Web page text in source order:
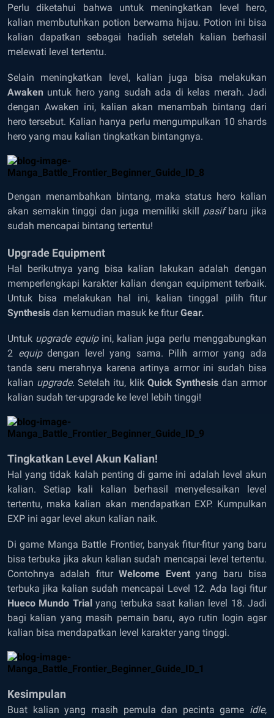
Perlu diketahui bahwa untuk meningkatkan level hero,
kalian membutuhkan potion berwarna hijau. Potion ini bisa
kalian dapatkan sebagai hadiah setelah kalian berhasil
melewati level tertentu.
Selain meningkatkan level, kalian juga bisa melakukan
Awaken untuk hero yang sudah ada di kelas merah. Jadi
dengan Awaken ini, kalian akan menambah bintang dari
hero tersebut. Kalian hanya perlu mengumpulkan 10 shards
hero yang mau kalian tingkatkan bintangnya.
Dengan menambahkan bintang, maka status hero kalian
akan semakin tinggi dan juga memiliki skill pasifbaru jika
sudah mencapai bintang tertentu!
Upgrade Equipment
Hal berikutnya yang bisa kalian lakukan adalah dengan
memperlengkapi karakter kalian dengan equipment terbaik.
Untuk bisa melakukan hal ini, kalian tinggal pilih fitur
Synthesis dan kemudian masuk ke fiturGear.
Untuk upgrade equip ini, kalian juga perlu menggabungkan
2 equipdengan level yang sama. Pilih armor yang ada
tanda seru merahnya karena artinya armor ini sudah bisa
kalian upgrade.Setelah itu, klik Quick Synthesis dan armor
kalian sudah ter-upgrade ke level lebih tinggi!
Tingkatkan Level Akun Kalian!
Hal yang tidak kalah penting di game ini adalah level akun
kalian. Setiap kali kalian berhasil menyelesaikan level
tertentu, maka kalian akan mendapatkan EXP. Kumpulkan
EXP ini agar level akun kalian naik.
Di game Manga Battle Frontier, banyak fitur-fitur yang baru
bisa terbuka jika akun kalian sudah mencapai level tertentu.
Contohnya adalah fiturWelcome Eventyang baru bisa
terbuka jika kalian sudah mencapai Level 12. Ada lagi fitur
Hueco Mundo Trialyang terbuka saat kalian level 18. Jadi
bagi kalian yang masih pemain baru, ayo rutin login agar
kalian bisa mendapatkan level karakter yang tinggi.
Kesimpulan
Buat kalian yang masih pemula dan pecinta game idle,